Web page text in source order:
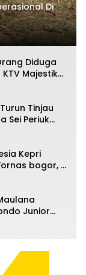
Di
Diduga
Majestik
JAP
Tinjau
Sei Periuk
Kepri
bogor, 3
Junior
2026